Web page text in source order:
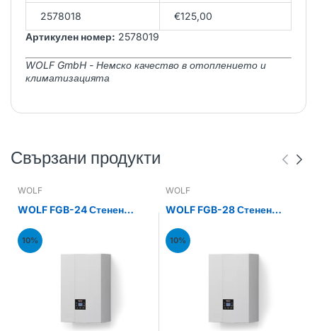
2578018
€125,00
Артикулен номер: 2578019
WOLF GmbH - Немско качество в отоплението и
климатизацията
Свързани продукти
WOLF
WOLF FGB-24 Стенен
24kW
10%
WOLF
WOLF FGB-28 Стенен
28kW
10%